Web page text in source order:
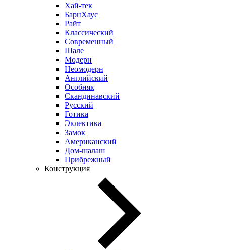
Хай-тек
БарнХаус
Райт
Классический
Современный
Шале
Модерн
Неомодерн
Английский
Особняк
Скандинавский
Русский
Готика
Эклектика
Замок
Американский
Дом-шалаш
Прибрежный
Конструкция